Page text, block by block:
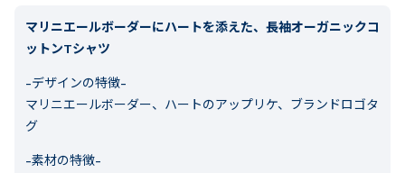
マリニエールボーダーにハートを添えた、長袖オーガニックコ
ットンTシャツ
-デザインの特徴-
マリニエールボーダー、ハートのアップリケ、ブランドロゴタ
グ
-素材の特徴-